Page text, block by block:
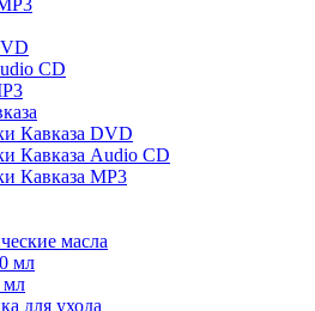
CD
Кавказа DVD
Кавказа Audio CD
Кавказа MP3
масла
мл
мл
для ухода